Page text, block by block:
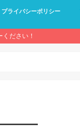
プライバシーポリシー
ださい！